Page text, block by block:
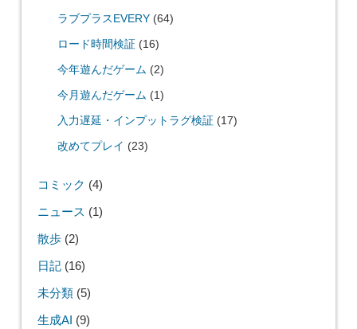
ラブプラスEVERY(64)
ロード時間検証(16)
今年遊んだゲーム (2)
今月遊んだゲーム (1)
入力遅延・インプットラグ検証(17)
改めてプレイ (23)
コミック (4)
ニュース (1)
散歩(2)
日記(16)
未分類(5)
生成AI (9)